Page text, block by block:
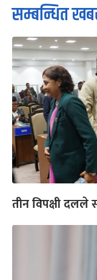
सम्बन्धित
तीन विपक्षी